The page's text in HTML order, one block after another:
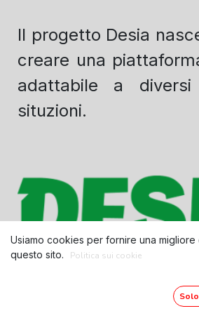
Il progetto Desia
creare una
adattabile a
situzioni.
Usiamo cookies per fornire una
questo sito.
Politica sui cookie